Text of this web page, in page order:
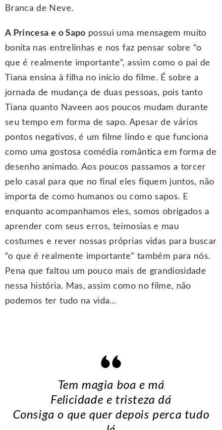
Branca de Neve.
A Princesa e o Sapo possui uma mensagem muito
bonita nas entrelinhas e nos faz pensar sobre “o
que é realmente importante”, assim como o pai de
Tiana ensina à filha no início do filme. É sobre a
jornada de mudança de duas pessoas, pois tanto
Tiana quanto Naveen aos poucos mudam durante
seu tempo em forma de sapo. Apesar de vários
pontos negativos, é um filme lindo e que funciona
como uma gostosa comédia romântica em forma de
desenho animado. Aos poucos passamos a torcer
pelo casal para que no final eles fiquem juntos, não
importa de como humanos ou como sapos. E
enquanto acompanhamos eles, somos obrigados a
aprender com seus erros, teimosias e mau
costumes e rever nossas próprias vidas para buscar
“o que é realmente importante” também para nós.
Pena que faltou um pouco mais de grandiosidade
nessa história. Mas, assim como no filme, não
podemos ter tudo na vida…
Tem magia boa e má
Felicidade e tristeza dá
Consiga o que quer depois perca tudo